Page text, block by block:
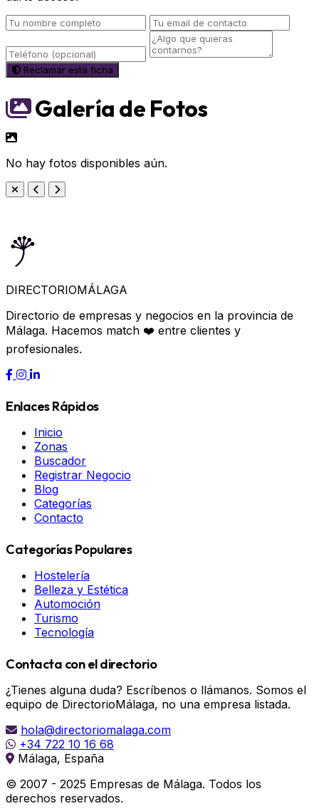
Reclamar esta ficha
Galería de Fotos
No hay fotos disponibles aún.
DIRECTORIOMÁLAGA
Directorio de empresas y negocios en la provincia de
Málaga. Hacemos match ❤️ entre clientes y
profesionales.
Enlaces Rápidos
Inicio
Zonas
Buscador
Registrar Negocio
Blog
Categorías
Contacto
Categorías Populares
Hostelería
Belleza y Estética
Automoción
Turismo
Tecnología
Contacta con el directorio
¿Tienes alguna duda? Escríbenos o llámanos. Somos el
equipo de DirectorioMálaga, no una empresa listada.
hola@directoriomalaga.com
+34 722 10 16 68
Málaga, España
© 2007 - 2025 Empresas de Málaga. Todos los
derechos reservados.